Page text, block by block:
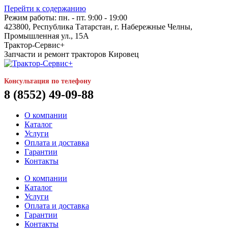
Перейти к содержанию
Режим работы: пн. - пт. 9:00 - 19:00
423800, Республика Татарстан, г. Набережные Челны,
Промышленная ул., 15А
Трактор-Сервис+
Запчасти и ремонт тракторов Кировец
Консультация по телефону
8 (8552) 49-09-88
О компании
Каталог
Услуги
Оплата и доставка
Гарантии
Контакты
О компании
Каталог
Услуги
Оплата и доставка
Гарантии
Контакты